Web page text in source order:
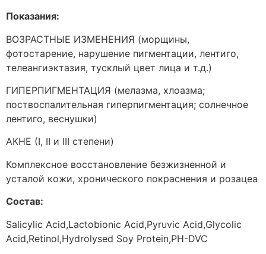
Показания:
ВОЗРАСТНЫЕ ИЗМЕНЕНИЯ (морщины,
фотостарение, нарушение пигментации, лентиго,
телеангиэктазия, тусклый цвет лица и т.д.)
ГИПЕРПИГМЕНТАЦИЯ (мелазма, хлоазма;
поствоспалительная гиперпигментация; солнечное
лентиго, веснушки)
AКНЕ (I, II и III степени)
Комплексное восстановление безжизненной и
усталой кожи, хронического покраснения и розацеа
Состав:
Salicylic Acid,Lactobionic Acid,Pyruvic Acid,Glycolic
Acid,Retinol,Hydrolysed Soy Protein,PH-DVC